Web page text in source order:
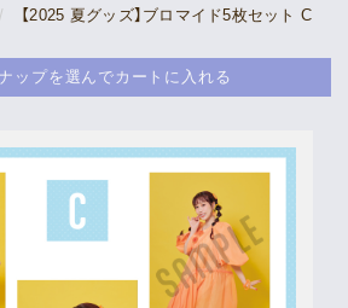
【2025 夏グッズ】ブロマイド5枚セット C
ップを選んでカートに入れる